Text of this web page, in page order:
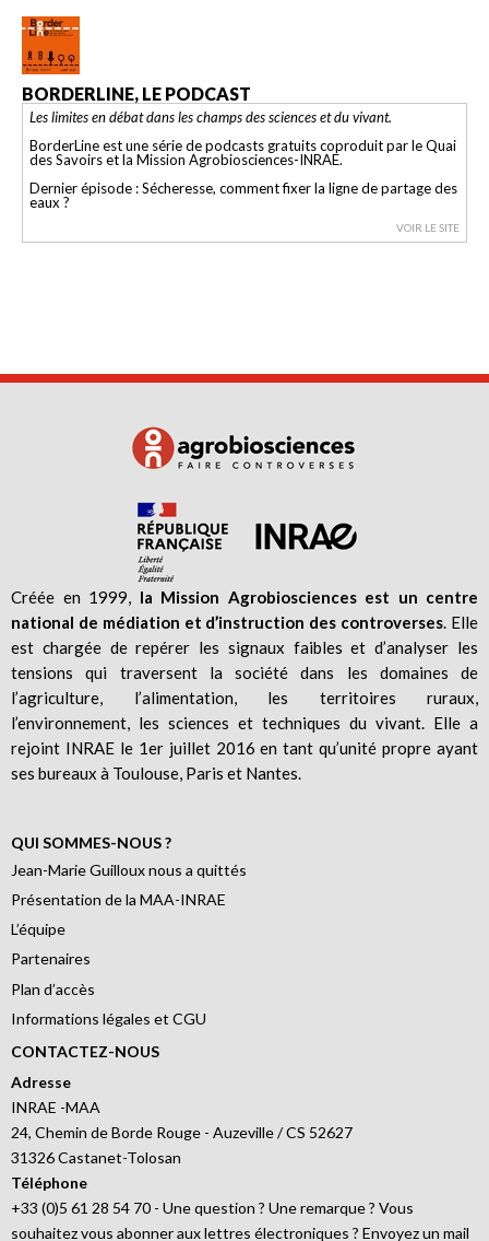
BORDERLINE, LE PODCAST
Les limites en débat dans les champs des sciences et du vivant.
BorderLine est une série de podcasts gratuits coproduit par le Quai
des Savoirs et la Mission Agrobiosciences-INRAE.
Dernier épisode : Sécheresse, comment fixer la ligne de partage des
eaux ?
VOIR LE SITE
Créée en 1999, la Mission Agrobiosciences est un centre
national de médiation et d’instruction des controverses. Elle
est chargée de repérer les signaux faibles et d’analyser les
tensions qui traversent la société dans les domaines de
l’agriculture, l’alimentation, les territoires ruraux,
l’environnement, les sciences et techniques du vivant. Elle a
rejoint INRAE le 1er juillet 2016 en tant qu’unité propre ayant
ses bureaux à Toulouse, Paris et Nantes.
QUI SOMMES-NOUS ?
Jean-Marie Guilloux nous a quittés
Présentation de la MAA-INRAE
L’équipe
Partenaires
Plan d’accès
Informations légales et CGU
CONTACTEZ-NOUS
Adresse
INRAE -MAA
24, Chemin de Borde Rouge - Auzeville / CS 52627
31326 Castanet-Tolosan
Téléphone
+33 (0)5 61 28 54 70 - Une question ? Une remarque ? Vous
souhaitez vous abonner aux lettres électroniques ? Envoyez un mail